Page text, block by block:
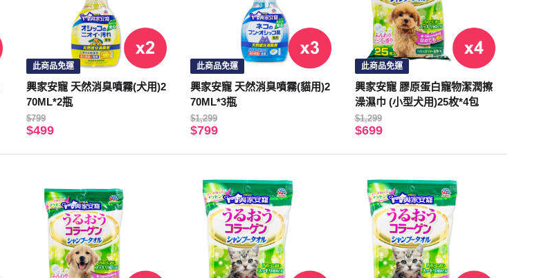
此商品免運
興家安寵 天然消臭噴霧(犬用)2
70ML*2瓶
$799
$499
此商品免運
興家安寵 天然消臭噴霧(貓用)2
70ML*3瓶
$1,299
$799
此商品免運
興家安寵 膠原蛋白寵物潔潤擦
澡濕巾 (小型犬用)25枚*4包
$1,299
$699